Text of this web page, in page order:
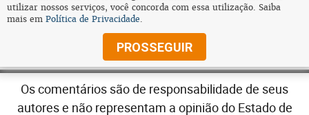
compartilhe
LEIA 0 COMENTÁRIOS
Os comentários são de responsabilidade de seus
autores e não representam a opinião do Estado de
utilizar nossos serviços, você concorda com essa utilização. Saiba
mais em Política de Privacidade.
PROSSEGUIR